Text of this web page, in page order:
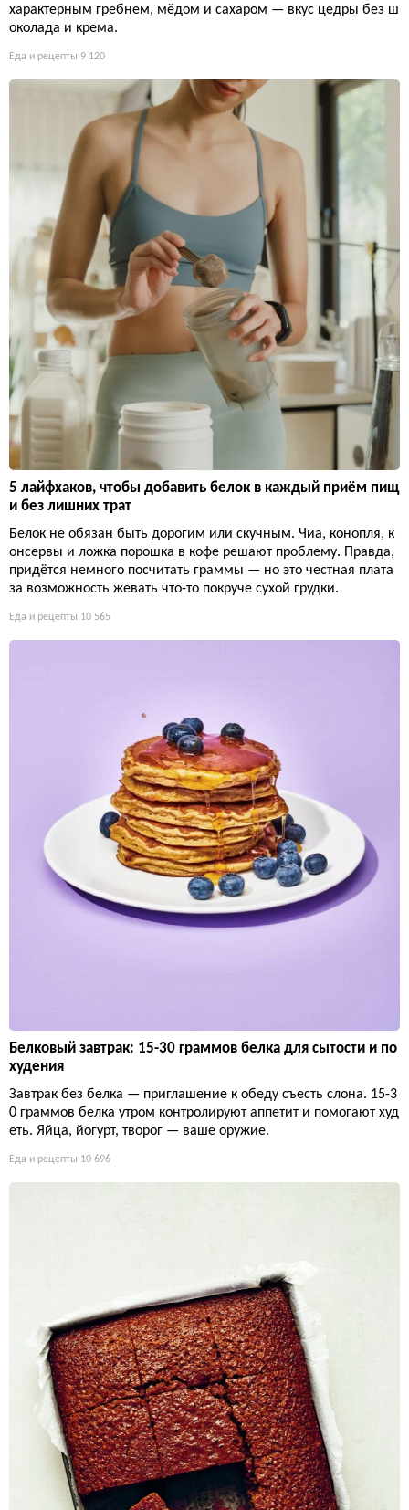
характерным гребнем, мёдом и сахаром — вкус цедры без ш
околада и крема.
Еда и рецепты 9 120
5 лайфхаков, чтобы добавить белок в каждый приём пищ
и без лишних трат
Белок не обязан быть дорогим или скучным. Чиа, конопля, к
онсервы и ложка порошка в кофе решают проблему. Правда,
придётся немного посчитать граммы — но это честная плата
за возможность жевать что-то покруче сухой грудки.
Еда и рецепты 10 565
Белковый завтрак: 15-30 граммов белка для сытости и по
худения
Завтрак без белка — приглашение к обеду съесть слона. 15-3
0 граммов белка утром контролируют аппетит и помогают худ
еть. Яйца, йогурт, творог — ваше оружие.
Еда и рецепты 10 696